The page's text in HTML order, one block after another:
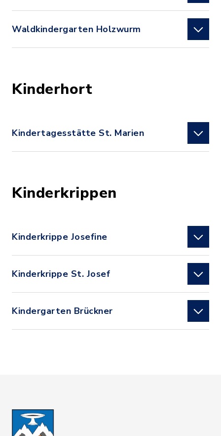
Waldkindergarten Holzwurm
Kinderhort
Kindertagesstätte St. Marien
Kinderkrippen
Kinderkrippe Josefine
Kinderkrippe St. Josef
Kindergarten Brückner